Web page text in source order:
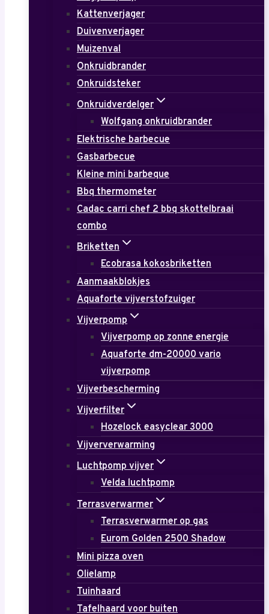
Kattenverjager
Duivenverjager
Muizenval
Onkruidbrander
Onkruidsteker
Onkruidverdelger
Wolfgang onkruidbrander
Elektrische barbecue
Gasbarbecue
Kleine mini barbeque
Bbq thermometer
Cadac carri chef 2 bbq skottelbraai
combo
Briketten
Ecobrasa kokosbriketten
Aanmaakblokjes
Aquaforte vijverstofzuiger
Vijverpomp
Vijverpomp op zonne energie
Aquaforte dm-20000 vario
vijverpomp
Vijverbescherming
Vijverfilter
Hozelock easyclear 3000
Vijververwarming
Luchtpomp vijver
Velda luchtpomp
Terrasverwarmer
Terrasverwarmer op gas
Eurom Golden 2500 Shadow
Mini pizza oven
Olielamp
Tuinhaard
Tafelhaard voor buiten